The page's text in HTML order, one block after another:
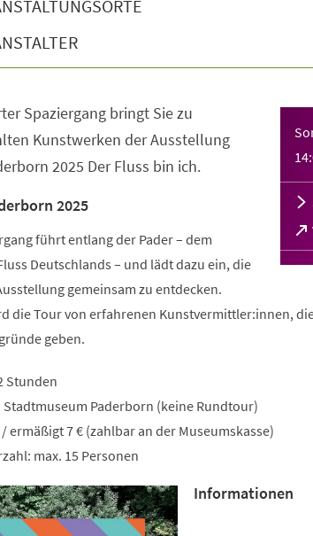
in
Spaziergang bringt Sie zu
Kunstwerken der Ausstellung
2025 Der Fluss bin ich.
2025
führt entlang der Pader – dem
Deutschlands – und lädt dazu ein, die
gemeinsam zu entdecken.
die Tour von erfahrenen Kunstvermittler:innen,
geben.
Stunden
Paderborn (keine Rundtour)
/ ermäßigt 7 € (zahlbar an der Museumskasse)
max. 15 Personen
Informationen